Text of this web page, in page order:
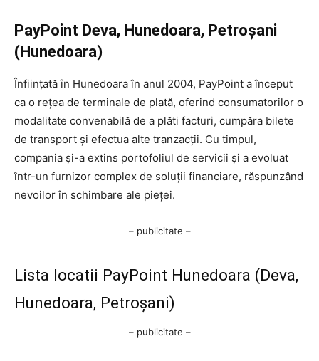
PayPoint Deva, Hunedoara, Petroșani
(Hunedoara)
Înființată în Hunedoara în anul 2004, PayPoint a început
ca o rețea de terminale de plată, oferind consumatorilor o
modalitate convenabilă de a plăti facturi, cumpăra bilete
de transport și efectua alte tranzacții. Cu timpul,
compania și-a extins portofoliul de servicii și a evoluat
într-un furnizor complex de soluții financiare, răspunzând
nevoilor în schimbare ale pieței.
– publicitate –
Lista locatii PayPoint Hunedoara (Deva,
Hunedoara, Petroșani)
– publicitate –